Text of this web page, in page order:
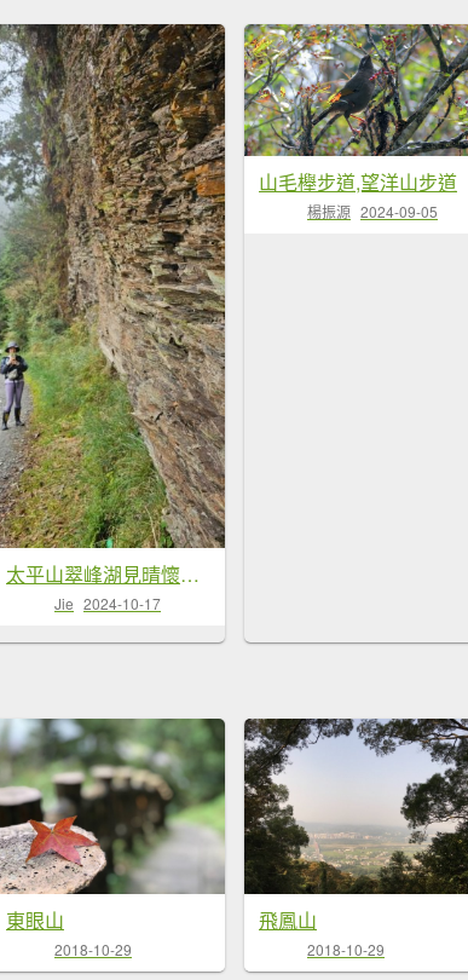
太平山翠峰湖見晴懷古步道
Jie 2024-10-17
山毛櫸步道,望洋山步道
楊振源 2024-09-05
東眼山
2018-10-29
飛鳳山
2018-10-29